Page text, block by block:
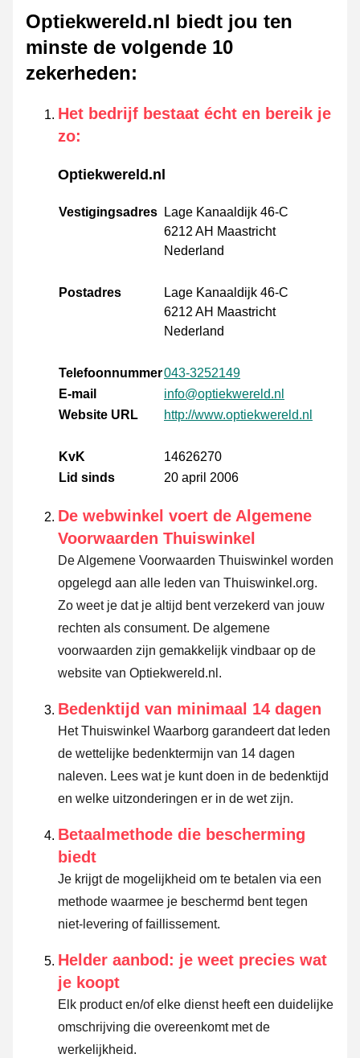
Optiekwereld.nl biedt jou ten
minste de volgende 10
zekerheden:
Het bedrijf bestaat écht en bereik je
zo:
Optiekwereld.nl
Vestigingsadres Lage Kanaaldijk 46-C
6212 AH Maastricht
Nederland
Postadres
Lage Kanaaldijk 46-C
6212 AH Maastricht
Nederland
Telefoonnummer043-3252149
E-mail
info@optiekwereld.nl
Website URL
http://www.optiekwereld.nl
KvK
14626270
Lid sinds
20 april 2006
De webwinkel voert de Algemene
Voorwaarden Thuiswinkel
De Algemene Voorwaarden Thuiswinkel worden
opgelegd aan alle leden van Thuiswinkel.org.
Zo weet je dat je altijd bent verzekerd van jouw
rechten als consument. De algemene
voorwaarden zijn gemakkelijk vindbaar op de
website van Optiekwereld.nl.
Bedenktijd van minimaal 14 dagen
Het Thuiswinkel Waarborg garandeert dat leden
de wettelijke bedenktermijn van 14 dagen
naleven. Lees wat je kunt doen in de bedenktijd
en welke uitzonderingen er in de wet zijn.
Betaalmethode die bescherming
biedt
Je krijgt de mogelijkheid om te betalen via een
methode waarmee je beschermd bent tegen
niet-levering of faillissement.
Helder aanbod: je weet precies wat
je koopt
Elk product en/of elke dienst heeft een duidelijke
omschrijving die overeenkomt met de
werkelijkheid.